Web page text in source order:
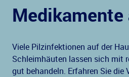
Medikamente
Viele Pilzinfektionen auf der
Schleimhäuten lassen sich mit
gut behandeln. Erfahren Sie die